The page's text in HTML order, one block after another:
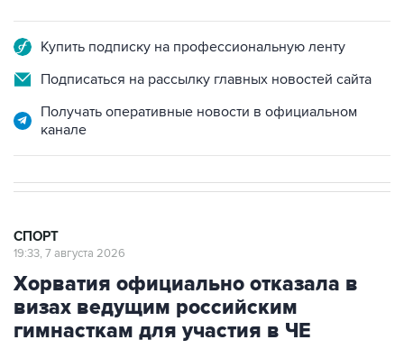
Купить подписку на профессиональную ленту
Подписаться на рассылку главных новостей сайта
Получать оперативные новости в официальном
канале
СПОРТ
19:33, 7 августа 2026
Хорватия официально отказала в
визах ведущим российским
гимнасткам для участия в ЧЕ